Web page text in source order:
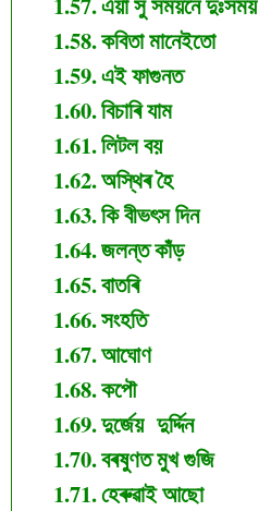
কবিতা মানেইতো
এই ফাগুনত
বিচাৰি যাম
লিটল বয়
অস্থিৰ হৈ
কি বীভৎস দিন
জলন্ত কাঁড়
বাতৰি
সংহতি
আঘোণ
কপৌ
দুর্জেয় দুৰ্দ্দিন
বৰষুণত মুখ গুজি
হেৰুৱাই আছো